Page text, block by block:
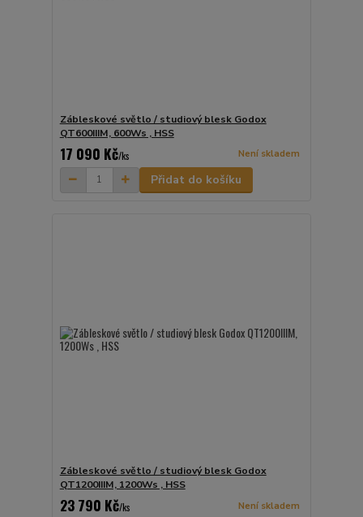
Zábleskové světlo / studiový blesk Godox
QT600IIIM, 600Ws , HSS
17 090 Kč/ks Není skladem
Přidat do košíku
Zábleskové světlo / studiový blesk Godox
QT1200IIIM, 1200Ws , HSS
23 790 Kč/ks Není skladem